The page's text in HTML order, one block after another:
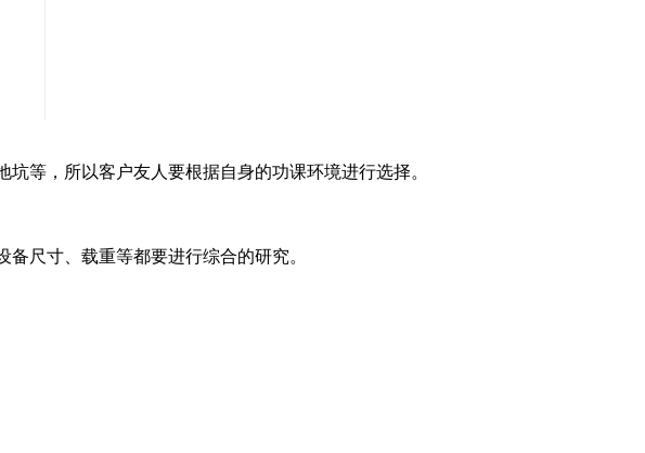
坑等，所以客户友人要根据自身的功课环境进行选择。
尺寸、载重等都要进行综合的研究。